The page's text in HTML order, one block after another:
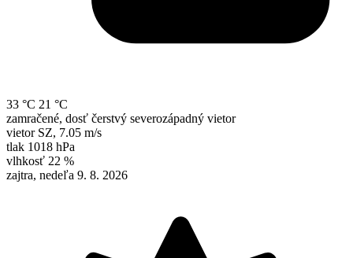
33 °C 21 °C
zamračené, dosť čerstvý severozápadný vietor
vietor SZ, 7.05 m/s
tlak 1018 hPa
vlhkosť 22 %
zajtra, nedeľa 9. 8. 2026